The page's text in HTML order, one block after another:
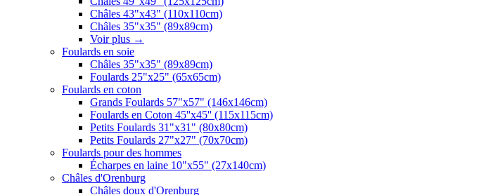
Châles 43"x43" (110x110cm)
Châles 35"x35" (89x89cm)
Voir plus →
Foulards en soie
Châles 35"x35" (89x89cm)
Foulards 25"x25" (65x65cm)
Foulards en coton
Grands Foulards 57"x57" (146x146cm)
Foulards en Coton 45''x45'' (115x115cm)
Petits Foulards 31"x31" (80x80cm)
Petits Foulards 27"x27" (70x70cm)
Foulards pour des hommes
Écharpes en laine 10"x55" (27x140cm)
Châles d'Orenburg
Châles doux d'Orenburg